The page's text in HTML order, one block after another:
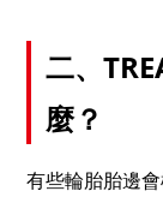
二、
麼？
有些輪胎胎邊